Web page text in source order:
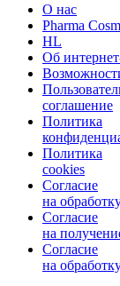
О нас
Pharma
HL
Об
соглашение
Политика
Политика
cookies
Согласие
на
Согласие
на
Согласие
на